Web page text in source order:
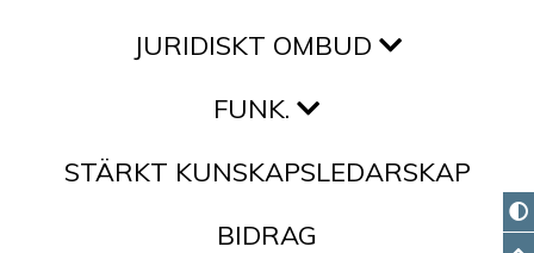
JURIDISKT OMBUD
FUNK.
STÄRKT KUNSKAPSLEDARSKAP
BIDRAG